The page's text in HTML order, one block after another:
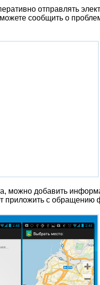
отправлять
сообщить о
можно добавить
приложить с обращению